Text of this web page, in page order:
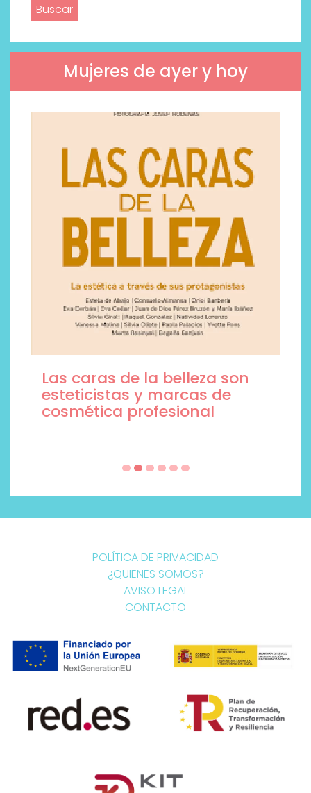
Mujeres de ayer y hoy
Las caras de la belleza son
esteticistas y marcas de
cosmética profesional
POLÍTICA DE PRIVACIDAD
¿QUIENES SOMOS?
AVISO LEGAL
CONTACTO